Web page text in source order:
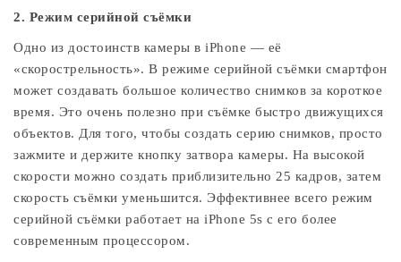
2. Режим серийной съёмки
Одно из достоинств камеры в iPhone — её
«скорострельность». В режиме серийной съёмки смартфон
может создавать большое количество снимков за короткое
время. Это очень полезно при съёмке быстро движущихся
объектов. Для того, чтобы создать серию снимков, просто
зажмите и держите кнопку затвора камеры. На высокой
скорости можно создать приблизительно 25 кадров, затем
скорость съёмки уменьшится. Эффективнее всего режим
серийной съёмки работает на iPhone 5s с его более
современным процессором.